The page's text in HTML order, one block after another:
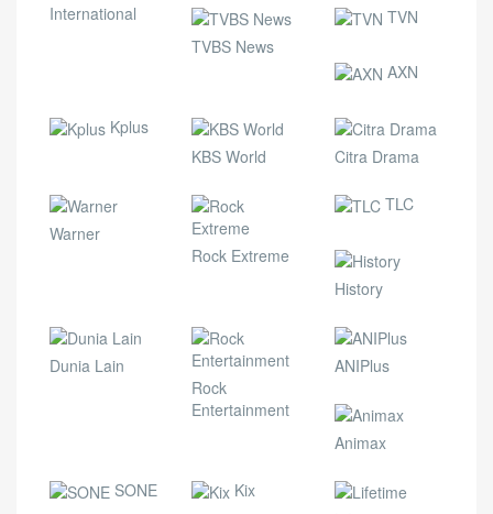
International
TVBS News
TVN
AXN
Kplus
KBS World
Citra Drama
Warner
Rock Extreme
TLC
History
Dunia Lain
Rock
Entertainment
ANIPlus
Animax
SONE
Kix